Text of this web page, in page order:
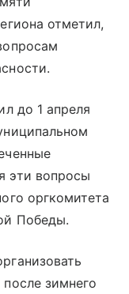
отметил,
до 1 апреля
эти вопросы
оргкомитета
Победы.
зимнего